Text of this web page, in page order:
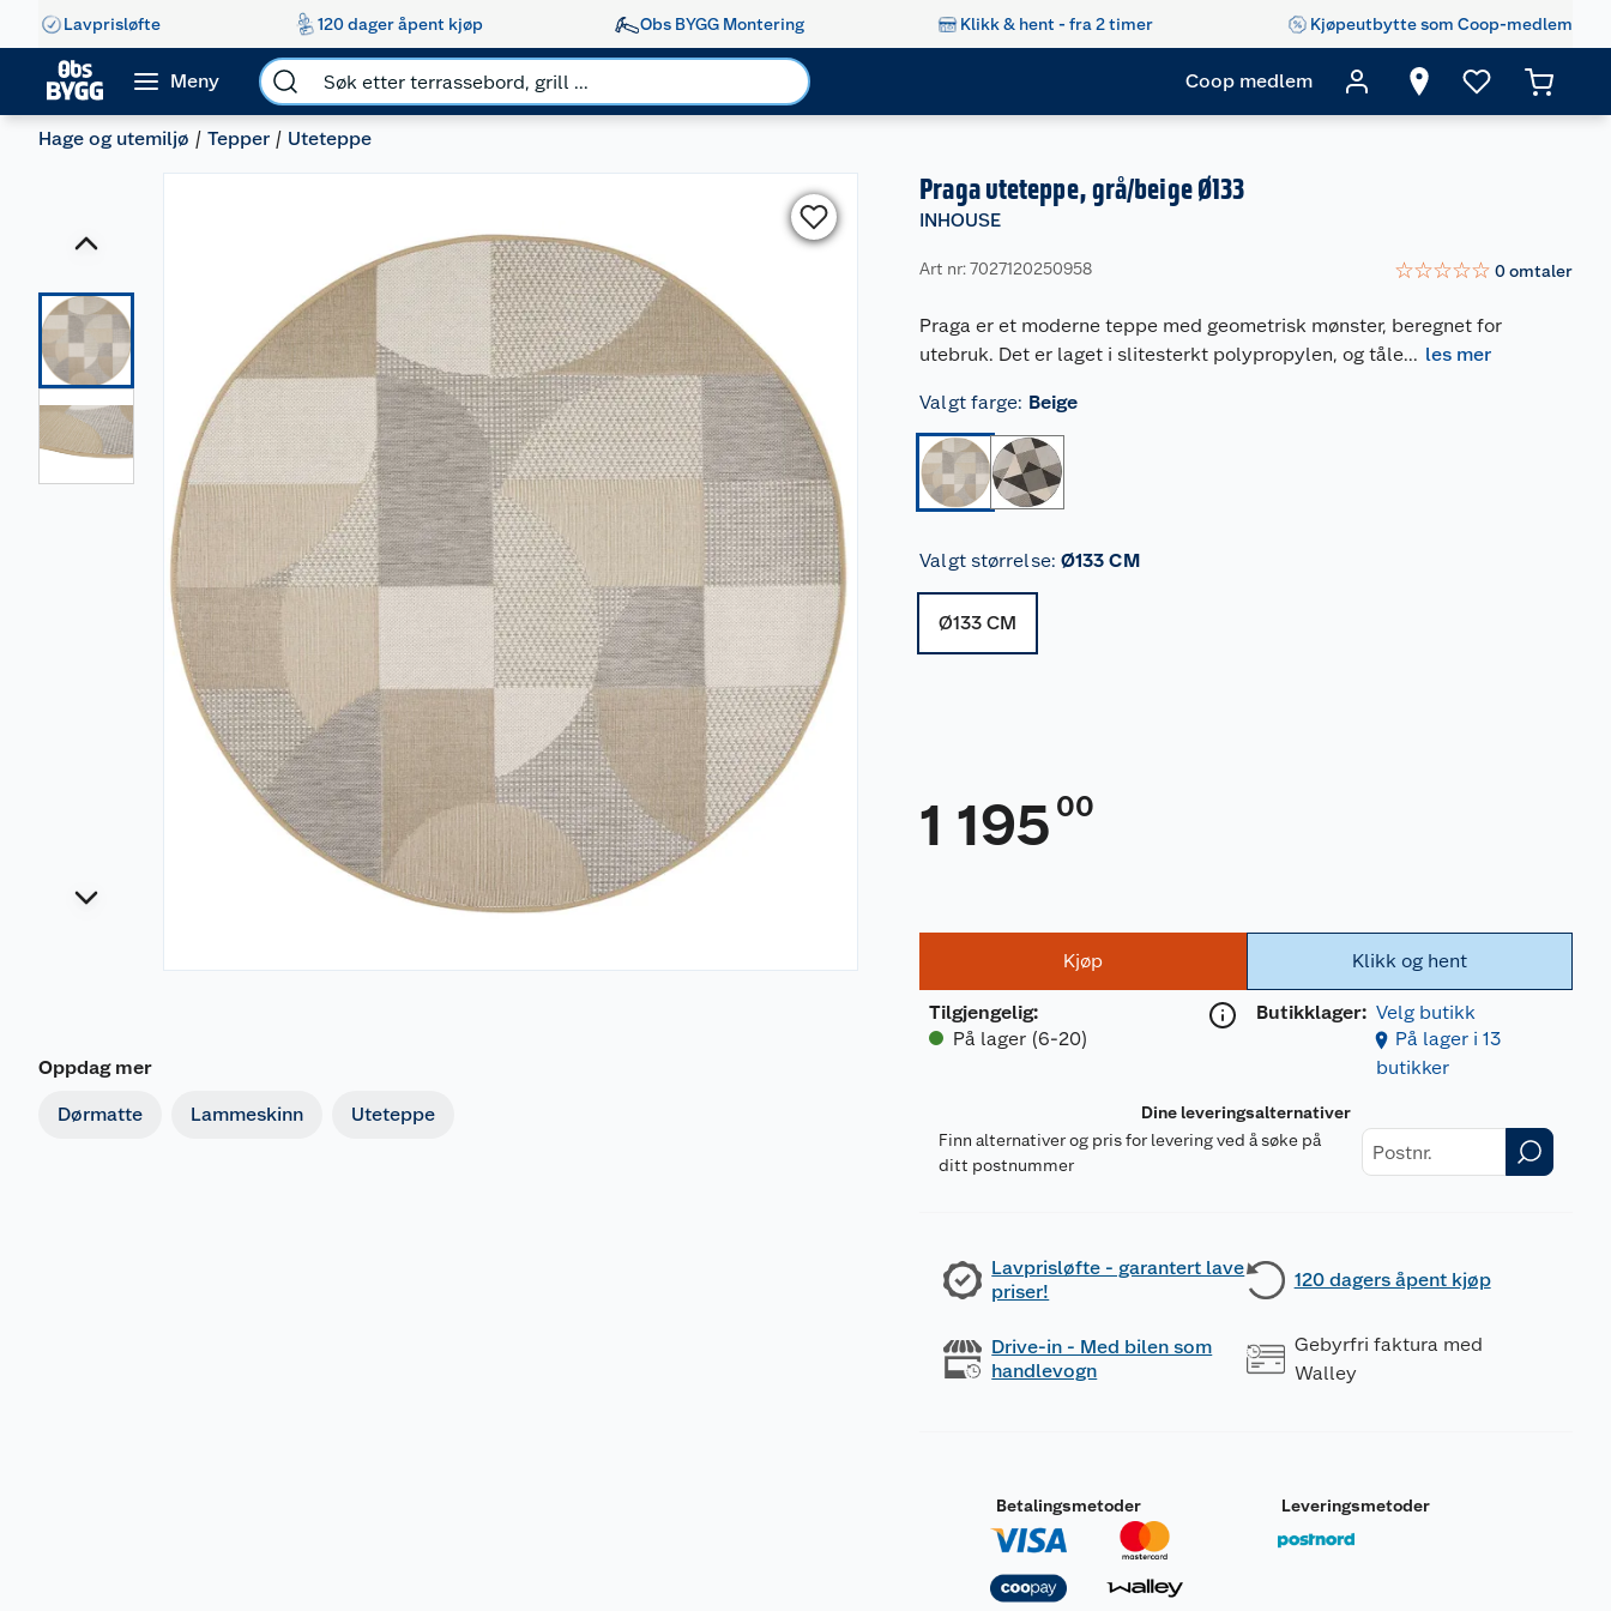
Lavprisløfte 120 dager åpent kjøp Obs BYGG Montering Klikk & hent - fra 2 timer Kjøpeutbytte som Coop-medlem
Meny Coop medlem
Hage og utemiljø Tepper Uteteppe
Oppdag mer
Dørmatte Lammeskinn Uteteppe
Praga uteteppe, grå/beige Ø133
INHOUSE
Art nr: 7027120250958 ☆☆☆☆☆ 0omtaler
Praga er et moderne teppe med geometrisk mønster, beregnet for
utebruk. Det er laget i slitesterkt polypropylen, og tåle... les mer
Valgt farge: Beige
Valgt størrelse: Ø133 CM
Ø133 CM
1 195 00
Kjøp
Tilgjengelig:
På lager (6-20)
Klikk og hent
Butikklager: Velg butikk
På lager i 13
butikker
Dine leveringsalternativer
Finn alternativer og pris for levering ved å søke på
ditt postnummer
Lavprisløfte - garantert lave
priser!
120 dagers åpent kjøp
Drive-in - Med bilen som
handlevogn
Gebyrfri faktura med
Walley
Betalingsmetoder Leveringsmetoder